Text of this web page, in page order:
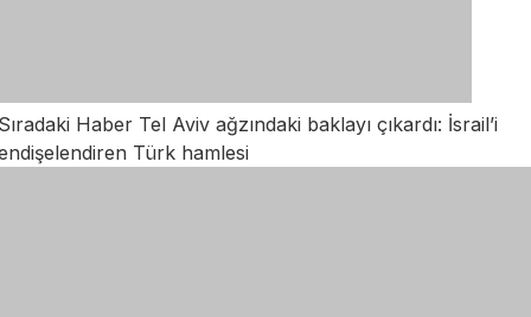
Haber Tel Aviv ağzındaki baklayı çıkardı: İsrail’i
Türk hamlesi